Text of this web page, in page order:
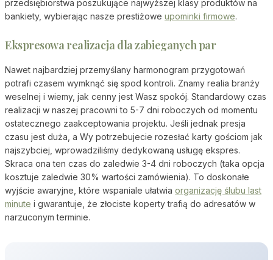
przedsiębiorstwa poszukujące najwyższej klasy produktów na
bankiety, wybierając nasze prestiżowe upominki firmowe.
Ekspresowa realizacja dla zabieganych par
Nawet najbardziej przemyślany harmonogram przygotowań
potrafi czasem wymknąć się spod kontroli. Znamy realia branży
weselnej i wiemy, jak cenny jest Wasz spokój. Standardowy czas
realizacji w naszej pracowni to 5-7 dni roboczych od momentu
ostatecznego zaakceptowania projektu. Jeśli jednak presja
czasu jest duża, a Wy potrzebujecie rozesłać karty gościom jak
najszybciej, wprowadziliśmy dedykowaną usługę ekspres.
Skraca ona ten czas do zaledwie 3-4 dni roboczych (taka opcja
kosztuje zaledwie 30% wartości zamówienia). To doskonałe
wyjście awaryjne, które wspaniale ułatwia organizację ślubu last
minute i gwarantuje, że złociste koperty trafią do adresatów w
narzuconym terminie.